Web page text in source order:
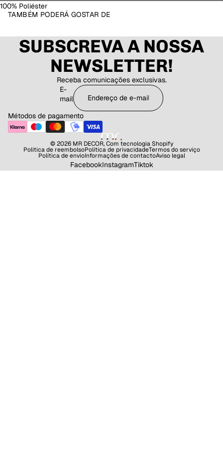
100% Poliéster
TAMBÉM PODERÁ GOSTAR DE
SUBSCREVA A NOSSA
NEWSLETTER!
Receba comunicações exclusivas.
E-
mail
Métodos de pagamento
© 2026 MR DECOR,Com tecnologia Shopify
Política de reembolsoPolítica de privacidadeTermos do serviço
Política de envioInformações de contactoAviso legal
FacebookInstagramTiktok